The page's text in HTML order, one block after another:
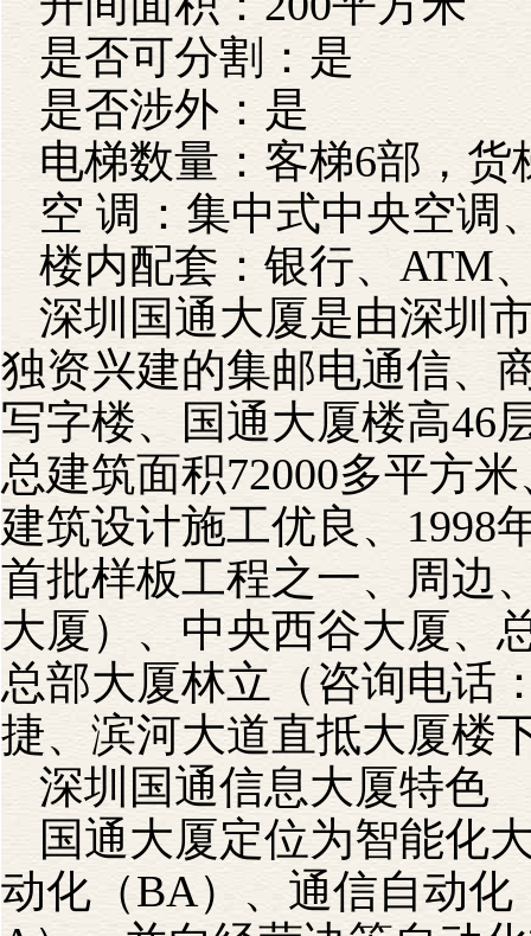
是否可分割：是
是否涉外：是
电梯数量：客梯6部，货
空 调：集中式中央空调
楼内配套：银行、ATM
深圳国通大厦是由深圳
独资兴建的集邮电通信、
写字楼、国通大厦楼高46
总建筑面积72000多平方
建筑设计施工优良、1998
首批样板工程之一、周边
大厦）、中央西谷大厦、
总部大厦林立（咨询电话
捷、滨河大道直抵大厦楼
深圳国通信息大厦特色
国通大厦定位为智能化
动化（BA）、通信自动